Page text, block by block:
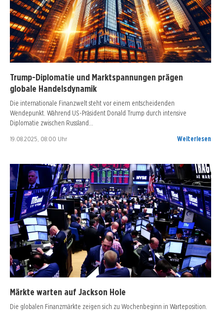
Trump-Diplomatie und Marktspannungen prägen
globale Handelsdynamik
Die internationale Finanzwelt steht vor einem entscheidenden
Wendepunkt. Während US-Präsident Donald Trump durch intensive
Diplomatie zwischen Russland…
19.08.2025, 08:00 Uhr Weiterlesen
Märkte warten auf Jackson Hole
Die globalen Finanzmärkte zeigen sich zu Wochenbeginn in Warteposition.